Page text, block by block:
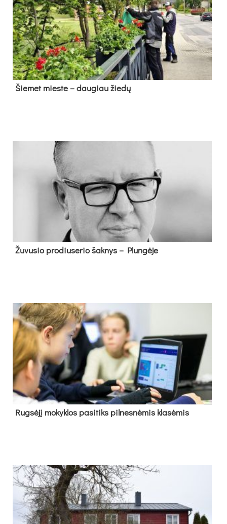
Šie­met mies­te – dau­giau žie­dų
Žu­vu­sio pro­diu­se­rio šak­nys – Plun­gė­je
Rug­sė­jį mo­kyk­los pa­si­tiks pil­nes­nė­mis kla­sė­mis